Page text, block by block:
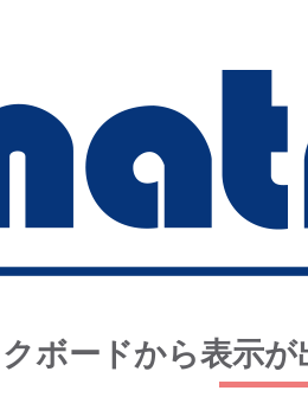
ボードから表示